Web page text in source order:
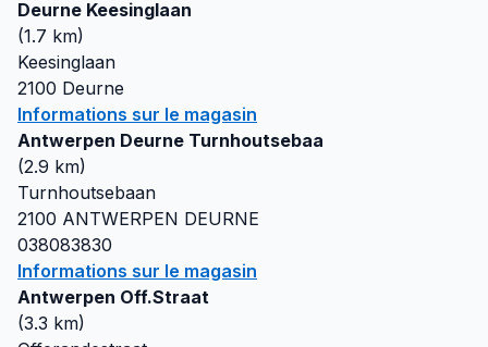
Deurne Keesinglaan
(1.7 km)
Keesinglaan
2100 Deurne
Informations sur le magasin
Antwerpen Deurne Turnhoutsebaa
(2.9 km)
Turnhoutsebaan
2100 ANTWERPEN DEURNE
038083830
Informations sur le magasin
Antwerpen Off.Straat
(3.3 km)